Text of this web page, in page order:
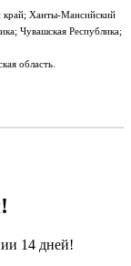
край; Ханты-Мансийский
Чувашская Республика;
область.
14 дней!